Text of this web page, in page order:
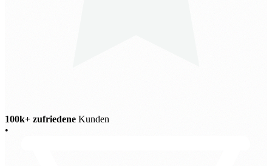
100k+ zufriedene Kunden
•